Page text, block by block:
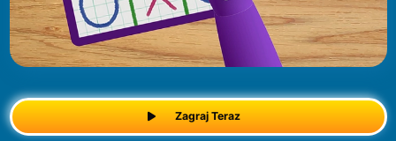
Zagraj Teraz